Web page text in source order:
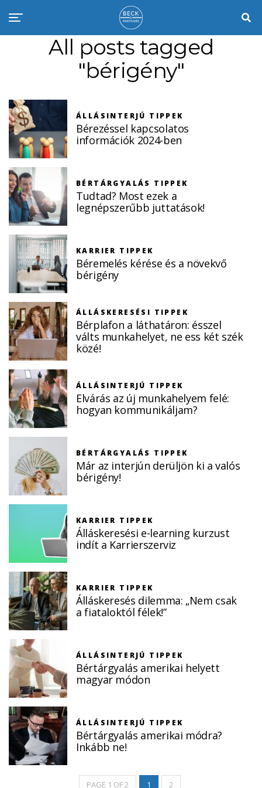
All posts tagged
"bérigény"
ÁLLÁSINTERJÚ TIPPEK
Bérezéssel kapcsolatos
információk 2024-ben
BÉRTÁRGYALÁS TIPPEK
Tudtad? Most ezek a
legnépszerűbb juttatások!
KARRIER TIPPEK
Béremelés kérése és a növekvő
bérigény
ÁLLÁSKERESÉSI TIPPEK
Bérplafon a láthatáron: ésszel
válts munkahelyet, ne ess két szék
közé!
ÁLLÁSINTERJÚ TIPPEK
Elvárás az új munkahelyem felé:
hogyan kommunikáljam?
BÉRTÁRGYALÁS TIPPEK
Már az interjún derüljön ki a valós
bérigény!
KARRIER TIPPEK
Álláskeresési e-learning kurzust
indít a Karrierszerviz
KARRIER TIPPEK
Álláskeresés dilemma: „Nem csak
a fiataloktól félek!”
ÁLLÁSINTERJÚ TIPPEK
Bértárgyalás amerikai helyett
magyar módon
ÁLLÁSINTERJÚ TIPPEK
Bértárgyalás amerikai módra?
Inkább ne!
PAGE 1 OF 2 1 2